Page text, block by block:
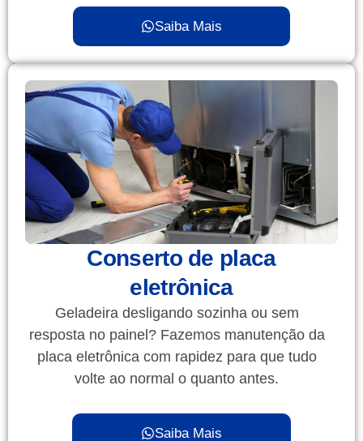
Saiba Mais
Conserto de placa
eletrônica
Geladeira desligando sozinha ou sem
resposta no painel? Fazemos manutenção da
placa eletrônica com rapidez para que tudo
volte ao normal o quanto antes.
Saiba Mais